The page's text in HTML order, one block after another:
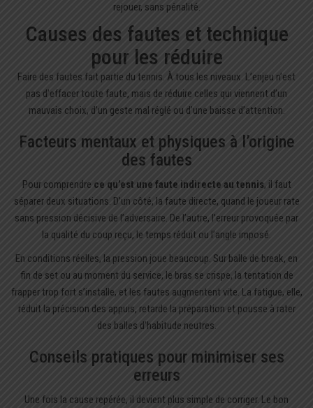
rejouer, sans pénalité.
Causes des fautes et technique
pour les réduire
Faire des fautes fait partie du tennis. À tous les niveaux. L’enjeu n’est
pas d’effacer toute faute, mais de réduire celles qui viennent d’un
mauvais choix, d’un geste mal réglé ou d’une baisse d’attention.
Facteurs mentaux et physiques à l’origine
des fautes
Pour comprendre ce qu’est une faute indirecte au tennis, il faut
séparer deux situations. D’un côté, la faute directe, quand le joueur rate
sans pression décisive de l’adversaire. De l’autre, l’erreur provoquée par
la qualité du coup reçu, le temps réduit ou l’angle imposé.
En conditions réelles, la pression joue beaucoup. Sur balle de break, en
fin de set ou au moment du service, le bras se crispe, la tentation de
frapper trop fort s’installe, et les fautes augmentent vite. La fatigue, elle,
réduit la précision des appuis, retarde la préparation et pousse à rater
des balles d’habitude neutres.
Conseils pratiques pour minimiser ses
erreurs
Une fois la cause repérée, il devient plus simple de corriger. Le bon